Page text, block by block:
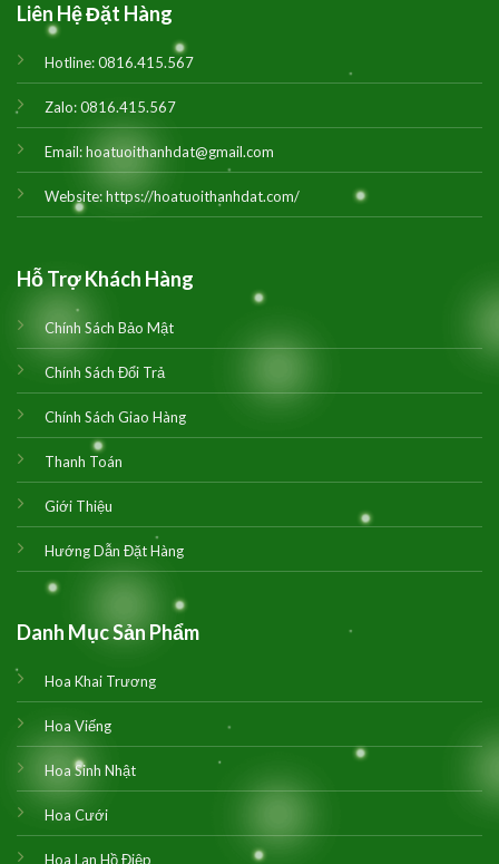
Liên Hệ Đặt Hàng
Hotline:0816.415.567
Zalo:0816.415.567
Email:hoatuoithanhdat@gmail.com
Website:https://hoatuoithanhdat.com/
Hỗ Trợ Khách Hàng
Chính Sách Bảo Mật
Chính Sách Đổi Trả
Chính Sách Giao Hàng
Thanh Toán
Giới Thiệu
Hướng Dẫn Đặt Hàng
Danh Mục Sản Phẩm
Hoa Khai Trương
Hoa Viếng
Hoa Sinh Nhật
Hoa Cưới
Hoa Lan Hồ Điệp